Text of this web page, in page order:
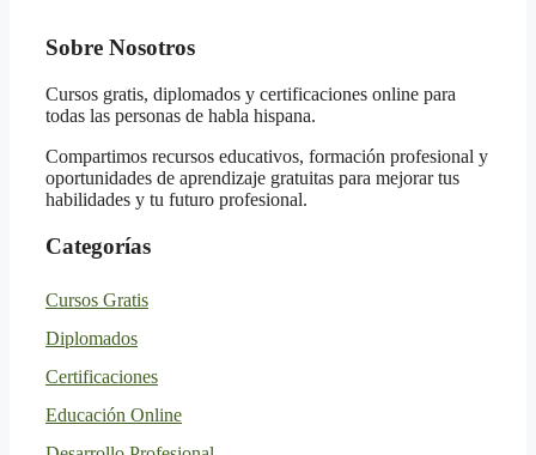
Sobre Nosotros
Cursos gratis, diplomados y certificaciones online para
todas las personas de habla hispana.
Compartimos recursos educativos, formación profesional y
oportunidades de aprendizaje gratuitas para mejorar tus
habilidades y tu futuro profesional.
Categorías
Cursos Gratis
Diplomados
Certificaciones
Educación Online